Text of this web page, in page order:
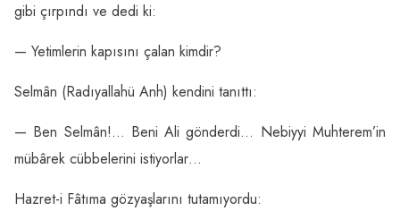
gibi çırpındı ve dedi ki:
— Yetimlerin kapısını çalan kimdir?
Selmân (Radıyallahü Anh) kendini tanıttı:
— Ben Selmân!… Beni Ali gönderdi… Nebiyyi Muhterem’in
mübârek cübbelerini istiyorlar…
Hazret-i Fâtıma gözyaşlarını tutamıyordu: